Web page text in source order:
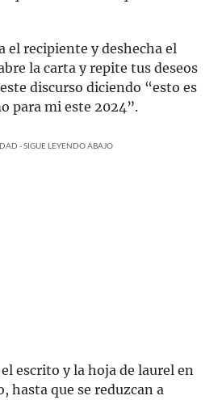
el recipiente y deshecha el
la carta y repite tus deseos
discurso diciendo “esto es
para mi este 2024”.
- SIGUE LEYENDO ABAJO
escrito y la hoja de laurel en
hasta que se reduzcan a